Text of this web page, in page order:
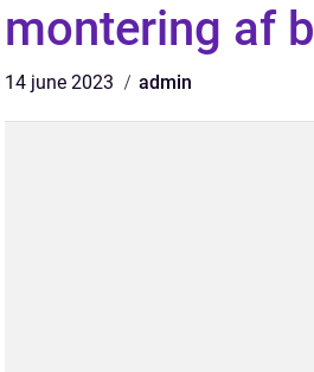
montering af
14 june 2023 admin